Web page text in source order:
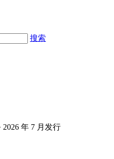
搜索
2026 年 7 月发行